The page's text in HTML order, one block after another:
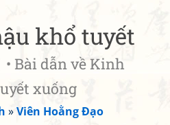
khổ tuyết
• Bài dẫn về Kinh
xuống
»Viên Hoằng Đạo